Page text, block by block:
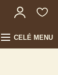
CELÉ MENU